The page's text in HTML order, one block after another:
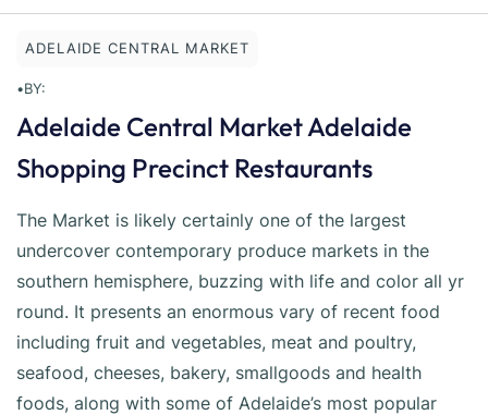
ADELAIDE CENTRAL MARKET
•BY:
Adelaide Central Market Adelaide
Shopping Precinct Restaurants
The Market is likely certainly one of the largest
undercover contemporary produce markets in the
southern hemisphere, buzzing with life and color all yr
round. It presents an enormous vary of recent food
including fruit and vegetables, meat and poultry,
seafood, cheeses, bakery, smallgoods and health
foods, along with some of Adelaide’s most popular